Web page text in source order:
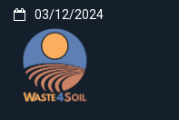
03/12/2024